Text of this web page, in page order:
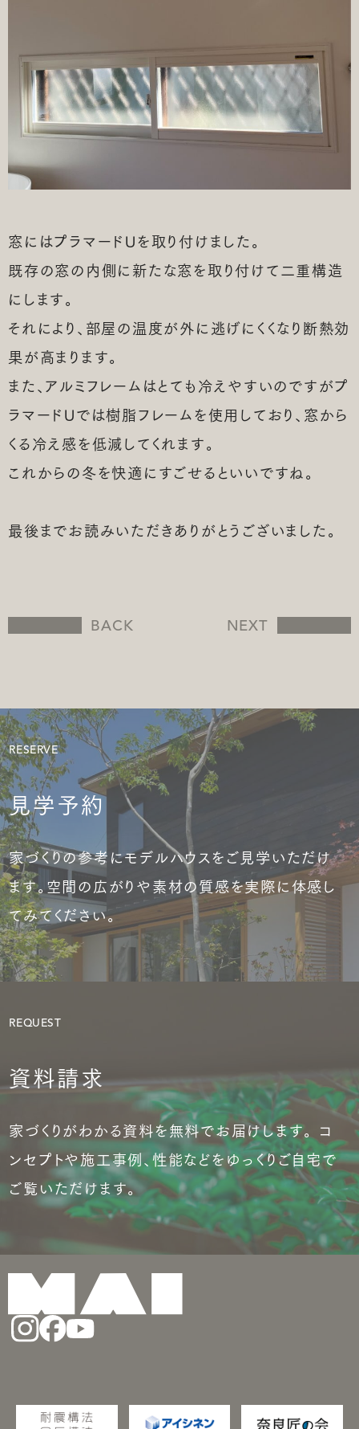
窓にはプラマードUを取り付けました。
既存の窓の内側に新たな窓を取り付けて二重構造
にします。
それにより、部屋の温度が外に逃げにくくなり断熱効
果が高まります。
また、アルミフレームはとても冷えやすいのですがプ
ラマードUでは樹脂フレームを使用しており、窓から
くる冷え感を低減してくれます。
これからの冬を快適にすごせるといいですね。
最後までお読みいただきありがとうございました。
BACK NEXT
RESERVE
見学予約
家づくりの参考にモデルハウスをご見学いただけ
ます。空間の広がりや素材の質感を実際に体感し
てみてください。
REQUEST
資料請求
家づくりがわかる資料を無料でお届けします。 コ
ンセプトや施工事例、性能などをゆっくりご自宅で
ご覧いただけます。